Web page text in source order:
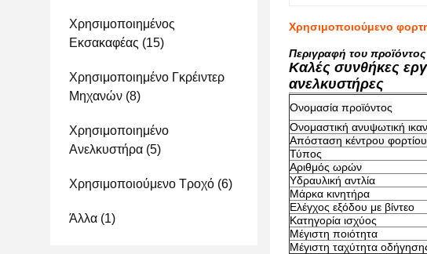
Χρησιμοποιημένος
Εκσακαφέας (15)
Χρησιμοποιημένο Γκρέιντερ
Μηχανών (8)
Χρησιμοποιημένο
Ανελκυστήρα (5)
Χρησιμοποιούμενο Τροχό (6)
Άλλα (1)
Χρησιμοποιούμενο
Περιγραφή του προϊόντος
Καλές συνθήκες
ανελκυστήρες
Ονομασία προϊόντος
Ονομαστική ανυψωτική
Απόσταση κέντρου φορτίου
Τύπος
Αριθμός ωρών
Υδραυλική αντλία
Μάρκα κινητήρα
Ελέγχος εξόδου με βίντεο
Κατηγορία ισχύος
Μέγιστη ποιότητα
Μέγιστη ταχύτητα